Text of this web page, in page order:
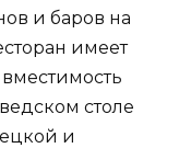
и баров на
имеет
вместимость
столе
и